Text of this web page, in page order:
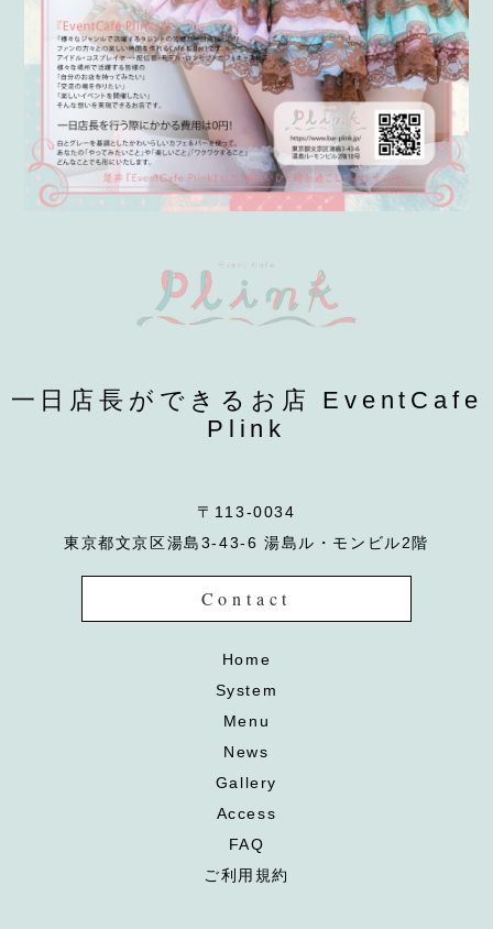
一日店長ができるお店 EventCafe
Plink
〒113-0034
東京都文京区湯島3-43-6 湯島ル・モンビル2階
Contact
Home
System
Menu
News
Gallery
Access
FAQ
ご利用規約